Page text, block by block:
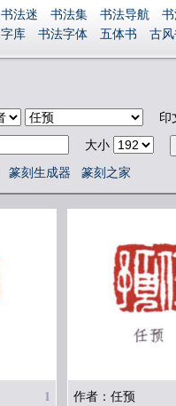
书法迷 书法集 书法导航
字库
书法字体 五体书 古风
古籍
中医 象棋 游戏 电
字体下载
免费字体 中文字体
Ai矢量
P图宝 南无阿弥陀佛
安全网站
显广告 捐赠 繁
印
大小
篆刻生成器 篆刻之家
1
作者：任预